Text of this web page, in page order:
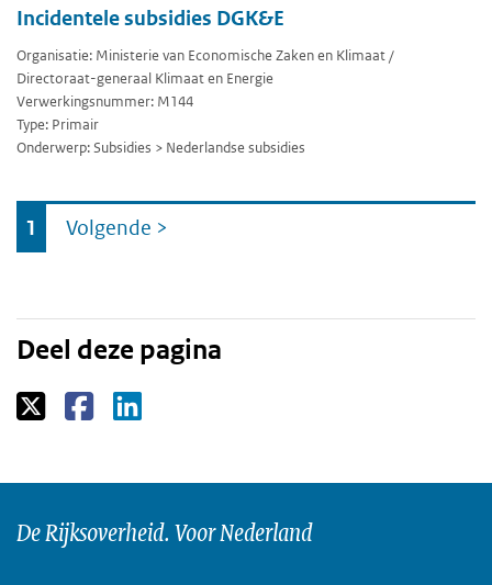
Incidentele subsidies DGK&E
Organisatie: Ministerie van Economische Zaken en Klimaat /
Directoraat-generaal Klimaat en Energie
Verwerkingsnummer: M144
Type: Primair
Onderwerp: Subsidies > Nederlandse subsidies
naar
1 Volgende >
Deel deze pagina
De Rijksoverheid. Voor Nederland